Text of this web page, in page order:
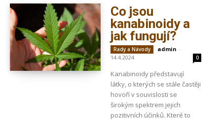
Co jsou
kanabinoidy a
jak fungují?
Rady a Návody admin -
14.4.2024
0
Kanabinoidy představují
látky, o kterých se stále častěji
hovoří v souvislosti se
širokým spektrem jejich
pozitivních účinků. Které to